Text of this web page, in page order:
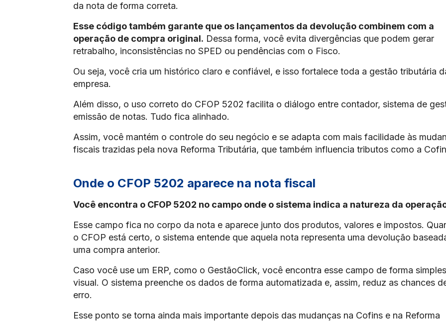
da nota de forma correta.
Esse código também garante que os lançamentos da devolução combinem com a
operação de compra original. Dessa forma, você evita divergências que podem gerar
retrabalho, inconsistências no SPED ou pendências com o Fisco.
Ou seja, você cria um histórico claro e confiável, e isso fortalece toda a gestão tributária
empresa.
Além disso, o uso correto do CFOP 5202 facilita o diálogo entre contador, sistema de
emissão de notas. Tudo fica alinhado.
Assim, você mantém o controle do seu negócio e se adapta com mais facilidade às
fiscais trazidas pela nova Reforma Tributária, que também influencia tributos como a
Onde o CFOP 5202 aparece na nota fiscal
Você encontra o CFOP 5202 no campo onde o sistema indica a natureza da
Esse campo fica no corpo da nota e aparece junto dos produtos, valores e impostos.
o CFOP está certo, o sistema entende que aquela nota representa uma devolução
uma compra anterior.
Caso você use um ERP, como o GestãoClick, você encontra esse campo de forma
visual. O sistema preenche os dados de forma automatizada e, assim, reduz as chances
erro.
Esse ponto se torna ainda mais importante depois das mudanças na Cofins e na Reforma